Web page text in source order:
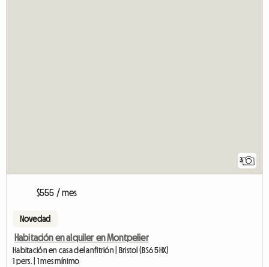
3
$555 / mes
Novedad
Habitación en alquiler en Montpelier
Habitación en casa del anfitrión | Bristol (BS6 5HX)
1 pers. | 1 mes mínimo